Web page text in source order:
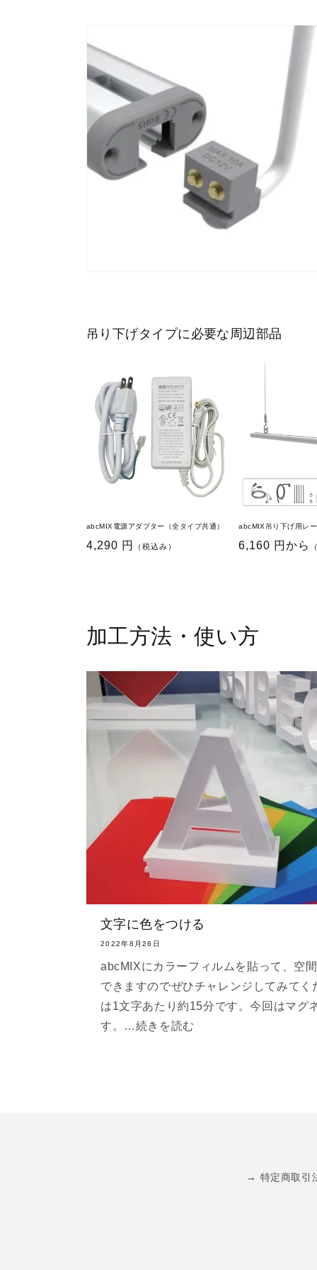
吊り下げタイプに必要な周辺部品
abcMIX電源アダプター（全タイプ共通）
通
4,290 円 （税込み）
abcMIX吊り下げ用レ
通
6,160 円から
加工方法・使い方
文字に色をつける
2022年8月26日
abcMIXにカラーフィルムを貼って、空
できますのでぜひチャレンジしてみて
は1文字あたり約15分です。今回はマグ
す。…続きを読む
→ 特定商取引